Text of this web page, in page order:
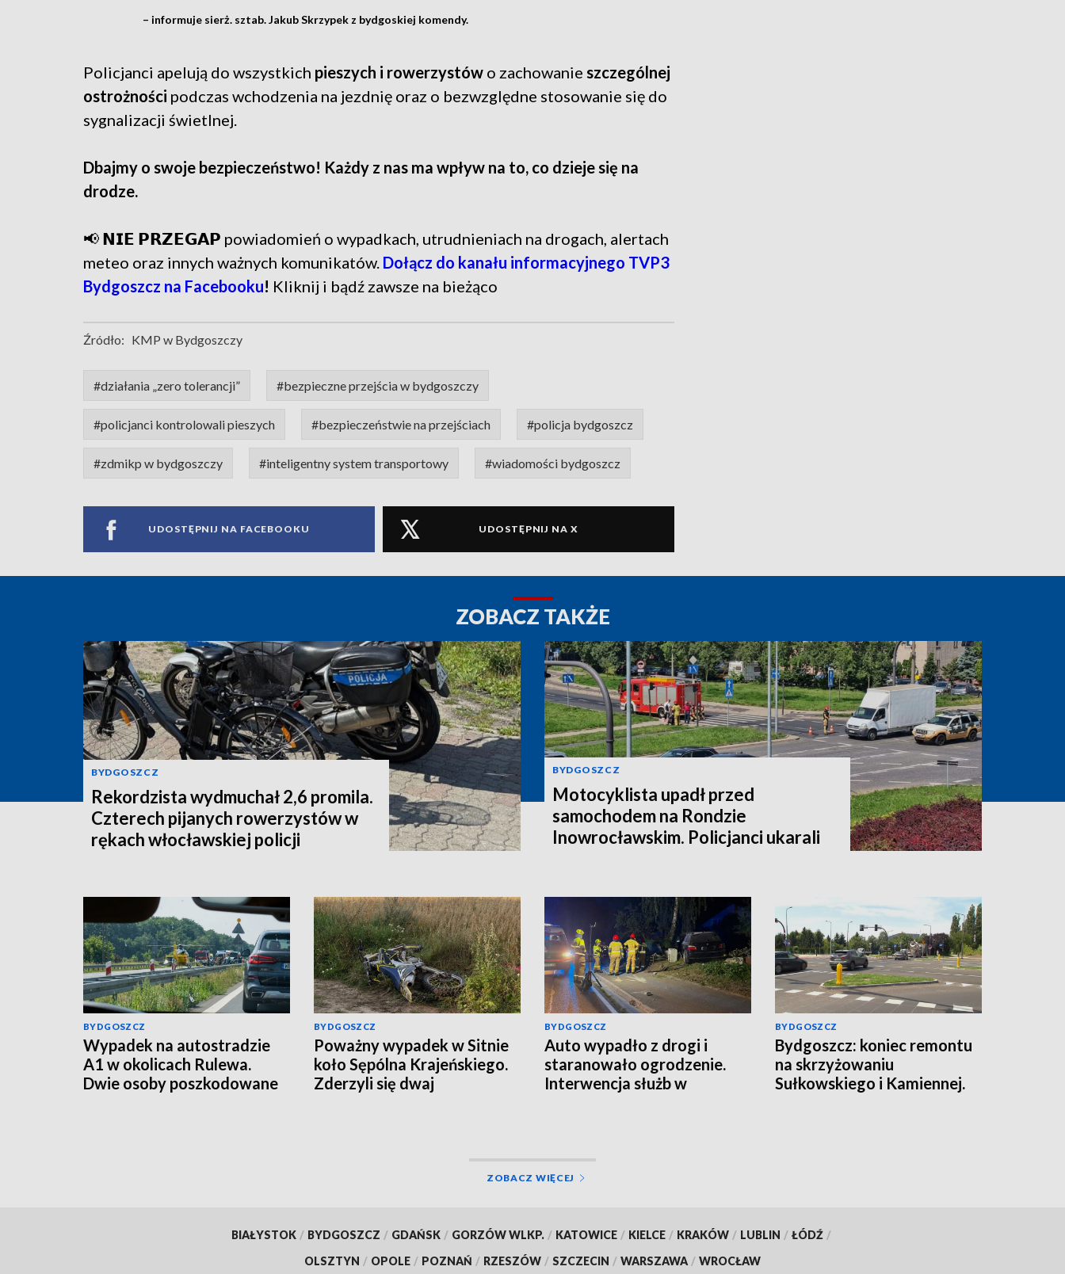
– informuje sierż. sztab. Jakub Skrzypek z bydgoskiej komendy.
Policjanci apelują do wszystkich pieszych i rowerzystów o zachowanie szczególnej
ostrożności podczas wchodzenia na jezdnię oraz o bezwzględne stosowanie się do
sygnalizacji świetlnej.
Dbajmy o swoje bezpieczeństwo! Każdy z nas ma wpływ na to, co dzieje się na
drodze.
📢 𝗡𝗜𝗘 𝗣𝗥𝗭𝗘𝗚𝗔𝗣 powiadomień o wypadkach, utrudnieniach na drogach, alertach
meteo oraz innych ważnych komunikatów. Dołącz do kanału informacyjnego TVP3
Bydgoszcz na Facebooku! Kliknij i bądź zawsze na bieżąco
Źródło: KMP w Bydgoszczy
#działania „zero tolerancji” #bezpieczne przejścia w bydgoszczy
#policjanci kontrolowali pieszych #bezpieczeństwie na przejściach #policja bydgoszcz
#zdmikp w bydgoszczy #inteligentny system transportowy #wiadomości bydgoszcz
UDOSTĘPNIJ NA FACEBOOKU UDOSTĘPNIJ NA X
ZOBACZ TAKŻE
BYDGOSZCZ
Rekordzista wydmuchał 2,6 promila.
Czterech pijanych rowerzystów w
rękach włocławskiej policji
BYDGOSZCZ
Motocyklista upadł przed
samochodem na Rondzie
Inowrocławskim. Policjanci ukarali
BYDGOSZCZ
Wypadek na autostradzie
A1 w okolicach Rulewa.
Dwie osoby poszkodowane
BYDGOSZCZ
Poważny wypadek w Sitnie
koło Sępólna Krajeńskiego.
Zderzyli się dwaj
BYDGOSZCZ
Auto wypadło z drogi i
staranowało ogrodzenie.
Interwencja służb w
BYDGOSZCZ
Bydgoszcz: koniec remontu
na skrzyżowaniu
Sułkowskiego i Kamiennej.
ZOBACZ WIĘCEJ
BIAŁYSTOK / BYDGOSZCZ / GDAŃSK / GORZÓW WLKP. / KATOWICE / KIELCE / KRAKÓW / LUBLIN / ŁÓDŹ /
OLSZTYN / OPOLE / POZNAŃ / RZESZÓW / SZCZECIN / WARSZAWA / WROCŁAW